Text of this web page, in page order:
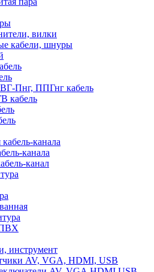
вилки
кабели, шнуры
Пнг, ППГнг кабель
кабель
канала
канала
канал
ПВХ
инструмент
AV, VGA, HDMI, USB